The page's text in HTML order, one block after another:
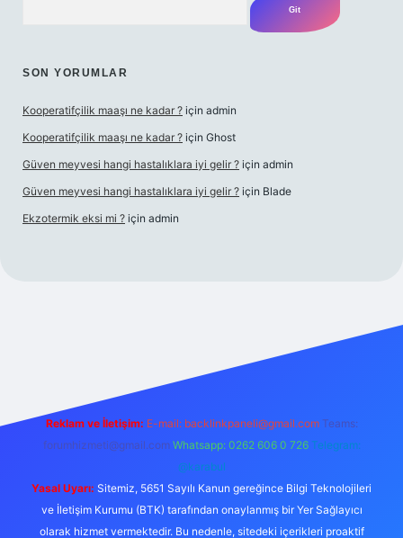
SON YORUMLAR
Kooperatifçilik maaşı ne kadar ? için admin
Kooperatifçilik maaşı ne kadar ? için Ghost
Güven meyvesi hangi hastalıklara iyi gelir ? için admin
Güven meyvesi hangi hastalıklara iyi gelir ? için Blade
Ekzotermik eksi mi ? için admin
Reklam ve İletişim: E-mail: backlinkpaneli@gmail.com Teams:
forumhizmeti@gmail.com Whatsapp: 0262 606 0 726 Telegram:
@karabul
Yasal Uyarı: Sitemiz, 5651 Sayılı Kanun gereğince Bilgi Teknolojileri
ve İletişim Kurumu (BTK) tarafından onaylanmış bir Yer Sağlayıcı
olarak hizmet vermektedir. Bu nedenle, sitedeki içerikleri proaktif